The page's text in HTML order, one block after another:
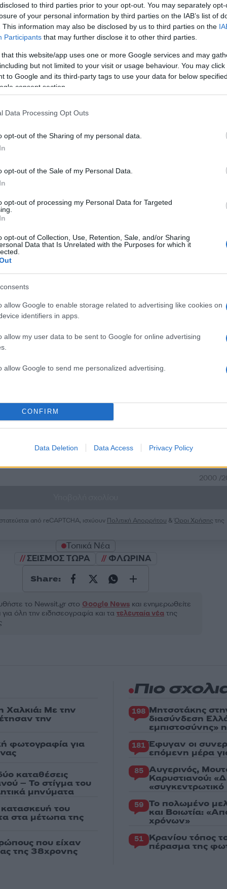
to third parties prior to your opt-out. You may separately
of your personal information by third parties on the IAB’s list of
This information may also be disclosed by us to third parties on the
Participants that may further disclose it to other third parties.
that this website/app uses one or more Google services and may
but not limited to your visit or usage behaviour. You may
to Google and its third-party tags to use your data for below
consent section.
Data Processing Opt Outs
opt-out of the Sharing of my personal data.
opt-out of the Sale of my Personal Data.
opt-out of processing my Personal Data for Targeted
opt-out of Collection, Use, Retention, Sale, and/or Sharing
Data that Is Unrelated with the Purposes for which it
allow Google to enable storage related to advertising like cookies on
identifiers in apps.
allow my user data to be sent to Google for online advertising
allow Google to send me personalized advertising.
CONFIRM
Data Deletion Data Access Privacy Policy
μόλις στα 8,2 χιλιόμετρα, δηλαδή πρόκειται για
σεισμό.
2000 /
από reCAPTCHA, ισχύουν Πολιτική Απορρήτου &Όροι Χρήσης της
Τοπικά Νέα
ΣΕΙΣΜΟΣ ΤΩΡΑ
ΦΛΩΡΙΝΑ
Share:
το Νewsit.gr στο Google Newsκαι ενημερωθείτε
όλη την ειδησεογραφία και τα τελευταία νέατης
Χαλκιά: Με την
την
φωτογραφία για
καταθέσεις
– Το στίγμα του
μηνύματα
του
στα μέτωπα της
που είχαν
της 38χρονης
Πιο
198 Μητσοτάκης
διασύνδεση
εμπιστοσύνης»
181 Έφυγαν οι
επόμενη μέρα
85 Αυγερινός,
Καρυστιανού:
59 Το πολωμένο
και Βοιωτία:
χρόνων»
51 Κρανίου τόπος
πέρασμα της